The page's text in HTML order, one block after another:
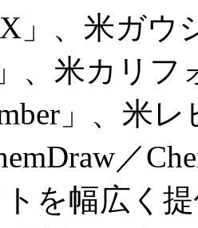
」、米ガ
」、米カリ
」、米
／
を幅広く